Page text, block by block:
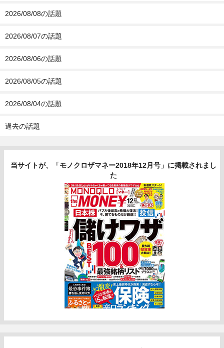
2026/08/08の話題
2026/08/07の話題
2026/08/06の話題
2026/08/05の話題
2026/08/04の話題
過去の話題
当サイトが、「モノクロザマネー2018年12月号」に掲載されまし
た